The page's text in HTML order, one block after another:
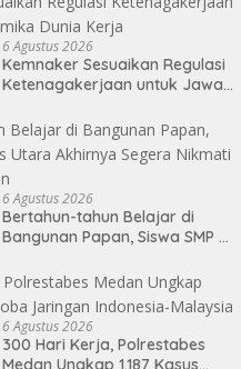
6 Agustus 2026
Kemnaker Sesuaikan Regulasi
Ketenagakerjaan untuk Jawab
6 Agustus 2026
Bertahun-tahun Belajar di
Bangunan Papan, Siswa SMP di
Nikmati Sekolah Permanen
6 Agustus 2026
300 Hari Kerja, Polrestabes
Medan Ungkap 1.187 Kasus